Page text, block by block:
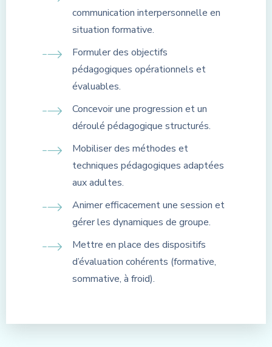
communication interpersonnelle en
situation formative.
Formuler des objectifs
pédagogiques opérationnels et
évaluables.
Concevoir une progression et un
déroulé pédagogique structurés.
Mobiliser des méthodes et
techniques pédagogiques adaptées
aux adultes.
Animer efficacement une session et
gérer les dynamiques de groupe.
Mettre en place des dispositifs
d’évaluation cohérents (formative,
sommative, à froid).